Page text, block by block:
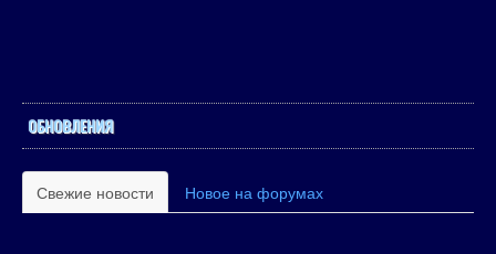
ОБНОВЛЕНИЯ
Свежие новости Новое на форумах